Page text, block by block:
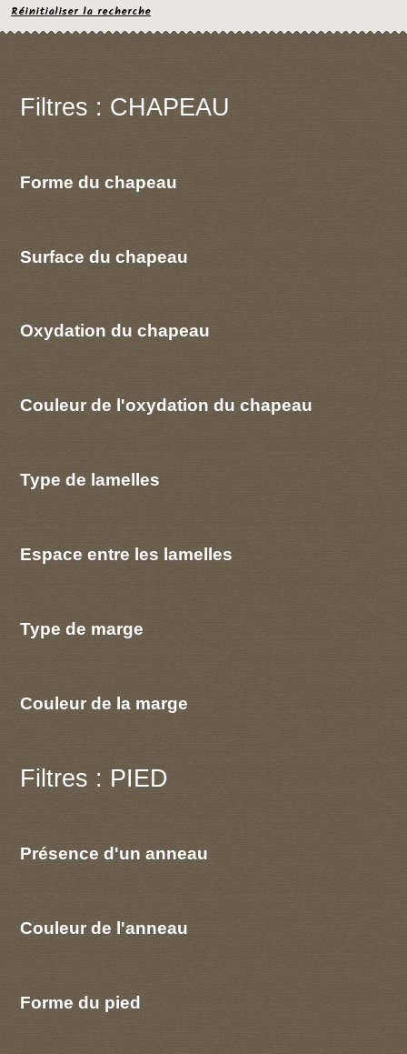
Réinitialiser la recherche
Filtres : CHAPEAU
Forme du chapeau
Surface du chapeau
Oxydation du chapeau
Couleur de l'oxydation du chapeau
Type de lamelles
Espace entre les lamelles
Type de marge
Couleur de la marge
Filtres : PIED
Présence d'un anneau
Couleur de l'anneau
Forme du pied